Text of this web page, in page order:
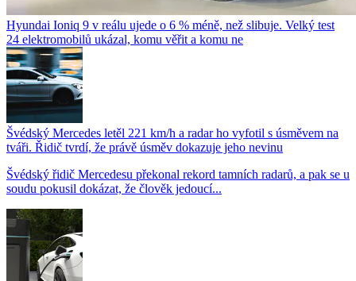
Hyundai Ioniq 9 v reálu ujede o 6 % méně, než slibuje. Velký test
24 elektromobilů ukázal, komu věřit a komu ne
Švédský Mercedes letěl 221 km/h a radar ho vyfotil s úsměvem na
tváři. Řidič tvrdí, že právě úsměv dokazuje jeho nevinu
Švédský řidič Mercedesu překonal rekord tamních radarů, a pak se u
soudu pokusil dokázat, že člověk jedoucí...